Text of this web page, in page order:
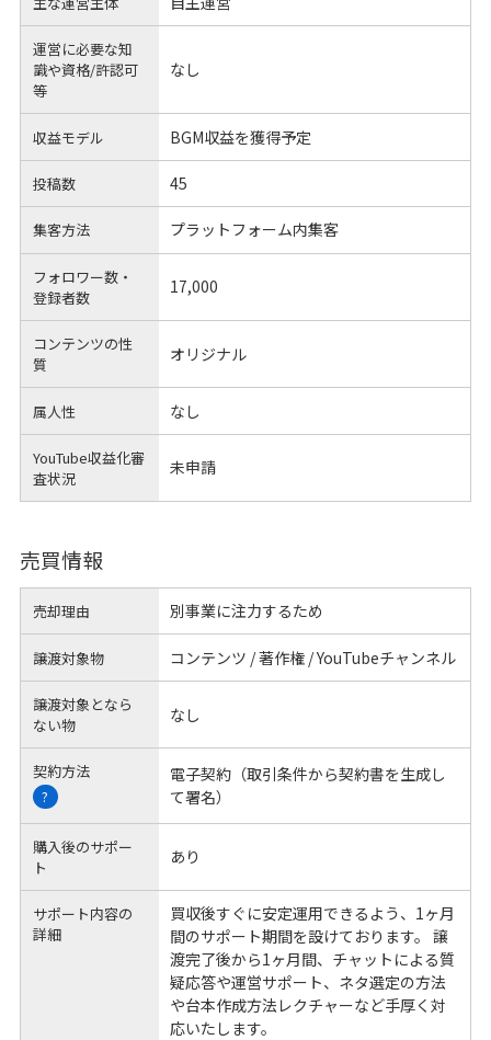
運営に必要な知
識や資格/許認可
等
なし
収益モデル BGM収益を獲得予定
投稿数 45
集客方法 プラットフォーム内集客
フォロワー数・
登録者数
17,000
コンテンツの性
質
オリジナル
属人性 なし
YouTube収益化審
査状況
未申請
売買情報
売却理由 別事業に注力するため
譲渡対象物 コンテンツ / 著作権 / YouTubeチャンネル
譲渡対象となら
ない物
なし
契約方法
?
電子契約（取引条件から契約書を生成し
て署名）
購入後のサポー
ト
あり
サポート内容の
詳細
買収後すぐに安定運用できるよう、1ヶ月
間のサポート期間を設けております。 譲
渡完了後から1ヶ月間、チャットによる質
疑応答や運営サポート、ネタ選定の方法
や台本作成方法レクチャーなど手厚く対
応いたします。